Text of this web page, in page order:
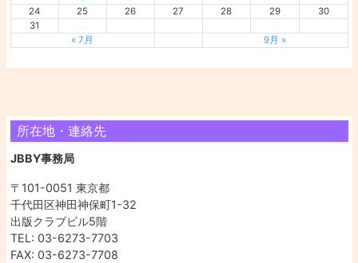
24
25 26 27 28 29
30
31
« 7月
9月 »
所在地・連絡先
JBBY事務局
〒101-0051 東京都
千代田区神田神保町1-32
出版クラブビル5階
TEL: 03-6273-7703
FAX: 03-6273-7708